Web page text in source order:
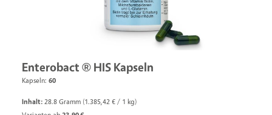
Enterobact ® HIS Kapseln
Kapseln: 60
Inhalt: 28.8 Gramm (1.385,42 € / 1 kg)